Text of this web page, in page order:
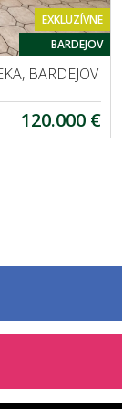
EXKLUZÍVNE
BARDEJOV
BARDEJOV
120.000 €